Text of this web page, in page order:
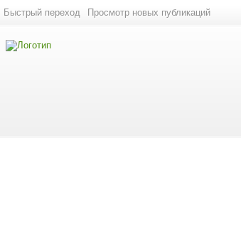
Быстрый переход Просмотр новых публикаций